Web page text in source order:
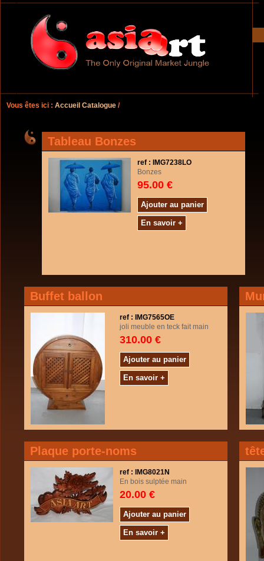
Vous êtes ici : Accueil Catalogue /
Tableau Bonzes
ref : IMG7238LO
Bonzes
95.00 €
Ajouter au panier
En savoir +
Buffet ballon
ref : IMG7565OE
joli meuble en teck fait main
310.00 €
Ajouter au panier
En savoir +
Plaque porte-noms
ref : IMG8021N
En bois sulptée main
20.00 €
Ajouter au panier
En savoir +